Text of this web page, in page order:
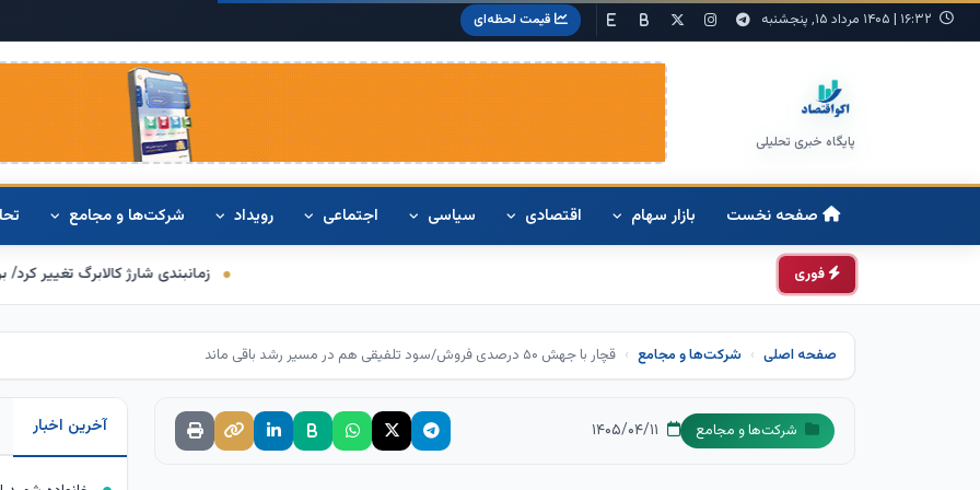
۱۶:۳۲ | ۱۴۰۵ مرداد ۱۵, پنجشنبه قیمت لحظه‌ای
پایگاه خبری تحلیلی
صفحه نخست بازار سهام اقتصادی سیاسی اجتماعی رویداد شرکت‌ها و مجامع
فوری زمانبندی شارژ کالابرگ تغییر کرد/ برخی خانوارها
صفحه اصلی شرکت‌ها و مجامع قچار با جهش ۵۰ درصدی فروش/سود تلفیقی هم در مسیر رشد باقی ماند
شرکت‌ها و مجامع آخرین اخبار